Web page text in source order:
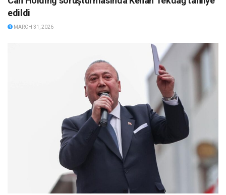
edildi
MARCH 31, 2026